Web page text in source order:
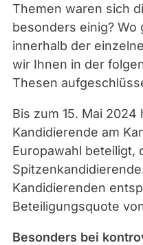
Themen waren sich
besonders einig? Wo
innerhalb der
wir Ihnen in der
Thesen
Bis zum 15. Mai
Kandidierende am
Europawahl beteiligt,
Kandidierenden
Beteiligungsquote
Besonders bei